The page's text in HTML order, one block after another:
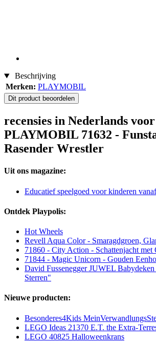
Beschrijving
Merken: PLAYMOBIL
Dit product beoordelen
recensies in Nederlands voor
PLAYMOBIL 71632 -
Rasender Wrestler
Uit ons magazine:
Educatief speelgoed voor kinderen
Ontdek Playpolis:
Hot Wheels
Revell Aqua Color - Smaragdgroen,
71860 - City Action - Schattenjacht met
71844 - Magic Unicorn - Gouden
David Fussenegger JUWEL
Sterren"
Nieuwe producten:
Besonderes4Kids
LEGO Ideas 21370 E.T. the Extra-
LEGO 40825 Halloweenkrans